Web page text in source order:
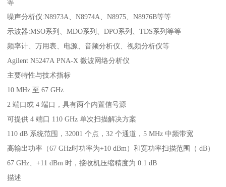
等
噪声分析仪:N8973A、N8974A、N8975、N8976B等等
示波器:MSO系列、MDO系列、DPO系列、TDS系列等等
频率计、万用表、电源、音频分析仪、视频分析仪等
Agilent N5247A PNA-X 微波网络分析仪
主要特性与技术指标
10 MHz 至 67 GHz
2 端口或 4 端口，具有两个内置信号源
可提供 4 端口 110 GHz 单次扫描解决方案
110 dB 系统范围，32001 个点，32 个通道，5 MHz 中频带宽
高输出功率（67 GHz时功率为+10 dBm）和宽功率扫描范围（ dB）
67 GHz、+11 dBm 时，接收机压缩精度为 0.1 dB
描述